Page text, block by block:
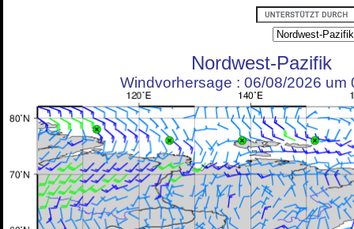
Nordwest-Pazifik
Windvorhersage : 06/08/2026 um